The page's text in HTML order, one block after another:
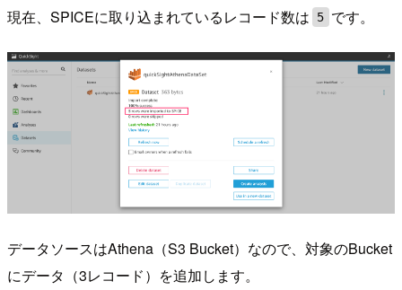
現在、SPICEに取り込まれているレコード数は 5 です。
データソースはAthena（S3 Bucket）なので、対象のBucket
にデータ（3レコード）を追加します。